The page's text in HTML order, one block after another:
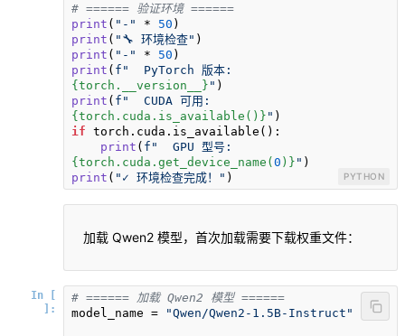
# ====== 验证环境 ======
print ( "-" * 50
print ( "🔧 环境检查"
print ( "-" * 50
print (
{torch.__version__} "
print (
{torch.cuda.is_available()} "
if torch.cuda.is_available():
print (
{torch.cuda.get_device_name(0 )} "
print ( "✓ 环境检查完成！" ) PYTHON
加载 Qwen2 模型，首次加载需要下载权重文件：
In [
]:
# ====== 加载 Qwen2 模型 ======
model_name =
"Qwen/Qwen2-1.5B-Instruct"